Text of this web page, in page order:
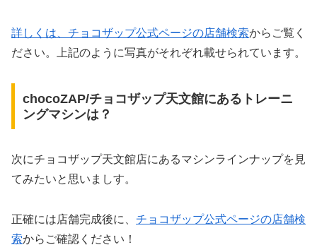
詳しくは、チョコザップ公式ページの店舗検索からご覧く
ださい。上記のように写真がそれぞれ載せられています。
chocoZAP/チョコザップ天文館にあるトレーニ
ングマシンは？
次にチョコザップ天文館店にあるマシンラインナップを見
てみたいと思いましす。
正確には店舗完成後に、 チョコザップ公式ページの店舗検
索からご確認ください！